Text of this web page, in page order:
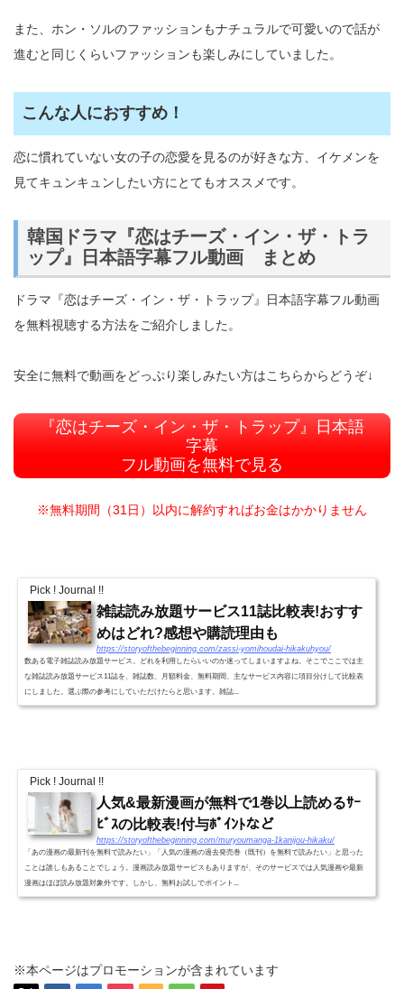
また、ホン・ソルのファッションもナチュラルで可愛いので話が
進むと同じくらいファッションも楽しみにしていました。
こんな人におすすめ！
恋に慣れていない女の子の恋愛を見るのが好きな方、イケメンを
見てキュンキュンしたい方にとてもオススメです。
韓国ドラマ『恋はチーズ・イン・ザ・トラ
ップ』日本語字幕フル動画 まとめ
ドラマ『恋はチーズ・イン・ザ・トラップ』日本語字幕フル動画
を無料視聴する方法をご紹介しました。
安全に無料で動画をどっぷり楽しみたい方はこちらからどうぞ↓
『恋はチーズ・イン・ザ・トラップ』日本語
字幕
フル動画を無料で見る
※無料期間（31日）以内に解約すればお金はかかりません
Pick ! Journal !!
雑誌読み放題サービス11誌比較表!おすす
めはどれ?感想や購読理由も
https://storyofthebeginning.com/zassi-yomihoudai-hikakuhyou/
数ある電子雑誌読み放題サービス。どれを利用したらいいのか迷ってしまいますよね。そこでここでは主
な雑誌読み放題サービス11誌を、雑誌数、月額料金、無料期間、主なサービス内容に項目分けして比較表
にしました。選ぶ際の参考にしていただけたらと思います。雑誌...
Pick ! Journal !!
人気&最新漫画が無料で1巻以上読めるｻｰ
ﾋﾞｽの比較表!付与ﾎﾟｲﾝﾄなど
https://storyofthebeginning.com/muryoumanga-1kanijou-hikaku/
「あの漫画の最新刊を無料で読みたい」「人気の漫画の過去発売巻（既刊）を無料で読みたい」と思った
ことは誰しもあることでしょう。漫画読み放題サービスもありますが、そのサービスでは人気漫画や最新
漫画はほぼ読み放題対象外です。しかし、無料お試しでポイント...
※本ページはプロモーションが含まれています